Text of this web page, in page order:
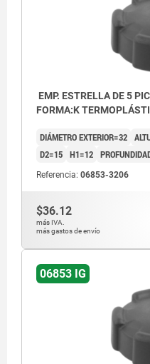
EMP. ESTRELLA DE 5
FORMA:K
DIÁMETRO EXTERIOR=32
D2=15 H1=12
Referencia: 06853-3206
$36.12
más IVA.
más gastos de envío
06853 IG